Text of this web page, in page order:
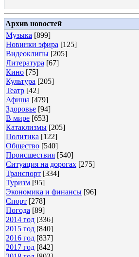
Архив новостей
Музыка [899]
Новинки эфира [125]
Видеоклипы [205]
Литература [67]
Кино [75]
Культура [205]
Театр [42]
Афиша [479]
Здоровье [94]
В мире [653]
Катаклизмы [205]
Политика [122]
Общество [540]
Происшествия [540]
Ситуация на дорогах [275]
Транспорт [334]
Туризм [95]
Экономика и финансы [96]
Спорт [278]
Погода [89]
2014 год [336]
2015 год [840]
2016 год [837]
2017 год [842]